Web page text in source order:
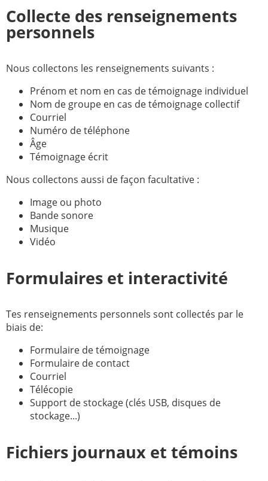
Animateurs
Étudiants
Jeunes
Pros
Collégiens
& lycéens
des
jeunes
locales
Groupe
Repères
Diaconia
Nouvelles
Divers
—
2005
2006
2007
2009
2015
2016
2017
2019
2020
Recherche
Collecte des renseignements
personnels
Nous collectons les renseignements suivants :
Prénom et nom en cas de témoignage individuel
Nom de groupe en cas de témoignage collectif
Courriel
Numéro de téléphone
Âge
Témoignage écrit
Nous collectons aussi de façon facultative :
Image ou photo
Bande sonore
Musique
Vidéo
Formulaires et interactivité
Tes renseignements personnels sont collectés par le
biais de:
Formulaire de témoignage
Formulaire de contact
Courriel
Télécopie
Support de stockage (clés USB, disques de
stockage...)
Fichiers journaux et témoins